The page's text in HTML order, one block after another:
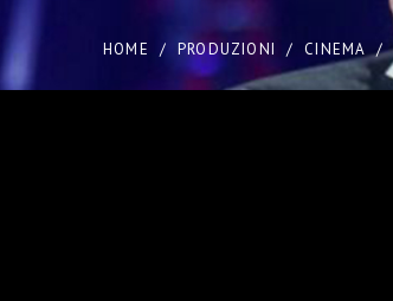
HOME / PRODUZIONI / CINEMA /